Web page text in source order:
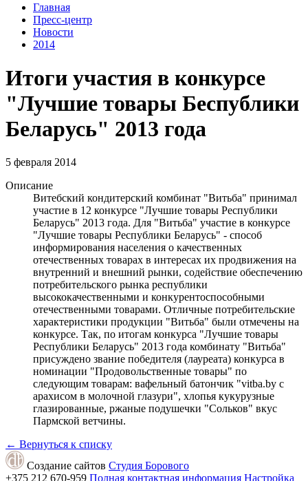
Главная
Пресс-центр
Новости
2014
Итоги участия в конкурсе
"Лучшие товары Беспублики
Беларусь" 2013 года
5 февраля 2014
Описание
Витебский кондитерский комбинат "Витьба" принимал
участие в 12 конкурсе "Лучшие товары Республики
Беларусь" 2013 года. Для "Витьба" участие в конкурсе
"Лучшие товары Республики Беларусь" - способ
информирования населения о качественных
отечественных товарах в интересах их продвижения на
внутренний и внешний рынки, содействие обеспечению
потребительского рынка республики
высококачественными и конкурентоспособными
отечественными товарами. Отличные потребительские
характеристики продукции "Витьба" были отмечены на
конкурсе. Так, по итогам конкурса "Лучшие товары
Республики Беларусь" 2013 года комбинату "Витьба"
присуждено звание победителя (лауреата) конкурса в
номинации "Продовольственные товары" по
следующим товарам: вафельный батончик "vitba.by с
арахисом в молочной глазури", хлопья кукурузные
глазированные, ржаные подушечки "Сольков" вкус
Пармской ветчины.
← Вернуться к списку
Создание сайтов Студия Борового
+375 212 670-959 Полная контактная информация Настройка